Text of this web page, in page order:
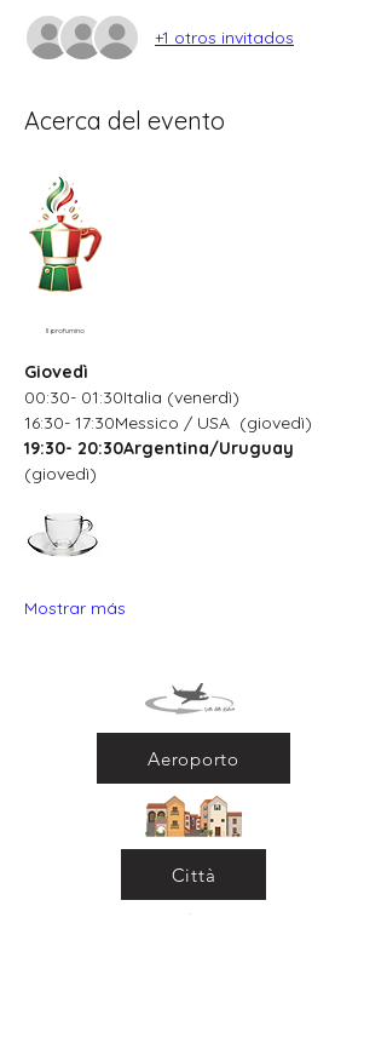
+1 otros invitados
Acerca del evento
Il profumino
Giovedì
00:30- 01:30Italia (venerdì)
16:30- 17:30Messico / USA  (giovedì)
19:30- 20:30Argentina/Uruguay
(giovedì)
Mostrar más
Aeroporto
Città